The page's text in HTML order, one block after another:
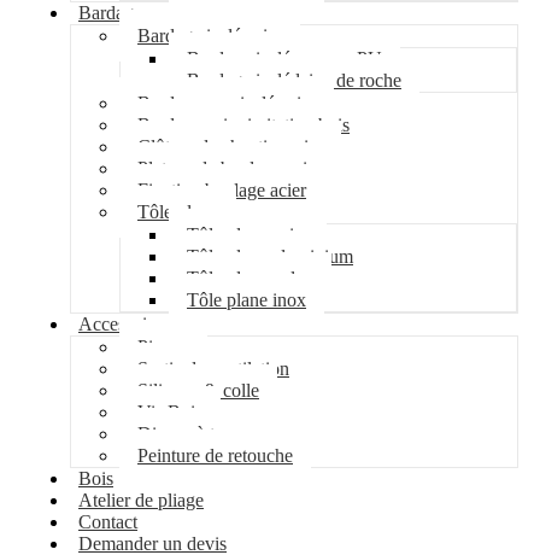
Bardage
Bardage isolé acier
Bardage isolé mousse PU
Bardage isolé laine de roche
Bardage non isolé acier
Bardage acier imitation bois
Clôture de chantier acier
Plateau de bardage acier
Fixation bardage acier
Tôle plane
Tôle plane acier
Tôle plane aluminium
Tôle plane galva
Tôle plane inox
Accessoires
Pipeco
Sortie de ventilation
Silicone & colle
Vis Bois
Disque à tronçonner
Peinture de retouche
Bois
Atelier de pliage
Contact
Demander un devis